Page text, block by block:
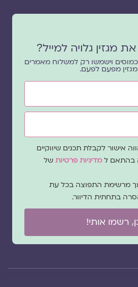
מגזין גלויה למייל?
וישמשו רק למשלוח מאמרים
מפעם לפעם.
אישור לקבלת תכנים שיווקיים
בהתאם למדיניות פרטיות של
מרשימת התפוצה בכל עת
בתחתית הדיוור.
רשמו אותי!